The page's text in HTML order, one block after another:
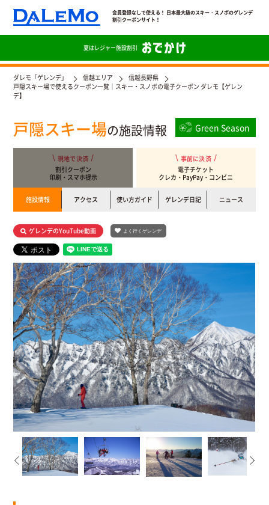
会員登録なしで使える！ 日本最大級のスキー・スノボのゲレンデ
割引クーポンサイト！
夏はレジャー施設割引
ダレモ「ゲレンデ」 信越エリア
信越長野県
戸隠スキー場で使えるクーポン一覧｜スキー・スノボの電子クーポン ダレモ【ゲレン
デ】
戸隠スキー場の施設情報 Green Season
現地で決済
割引クーポン
印刷・スマホ提示
事前に決済
電子チケット
クレカ・PayPay・コンビニ
施設情報 アクセス 使い方ガイド ゲレンデ日記 ニュース
ゲレンデのYouTube動画 よく行くゲレンデ